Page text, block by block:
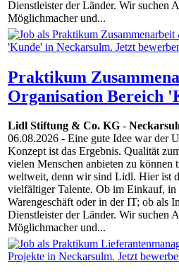
Dienstleister der Länder. Wir suchen
Möglichmacher und...
Praktikum
Organisation Bereich
Lidl Stiftung & Co. KG -
06.08.2026 - Eine gute Idee war der
Konzept ist das Ergebnis. Qualität
vielen Menschen anbieten zu können
weltweit, denn wir sind Lidl. Hier ist
vielfältiger Talente. Ob im Einkauf,
Warengeschäft oder in der IT; ob als
Dienstleister der Länder. Wir suchen
Möglichmacher und...